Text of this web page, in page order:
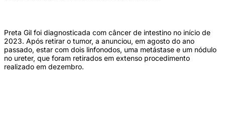
Preta Gil foi diagnosticada com câncer de intestino no início de
2023. Após retirar o tumor, a anunciou, em agosto do ano
passado, estar com dois linfonodos, uma metástase e um nódulo
no ureter, que foram retirados em extenso procedimento
realizado em dezembro.